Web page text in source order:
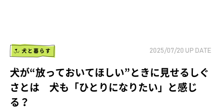
犬と暮らす 2025/07/20 UP DATE
犬が“放っておいてほしい”ときに見せるしぐ
さとは 犬も「ひとりになりたい」と感じ
る？